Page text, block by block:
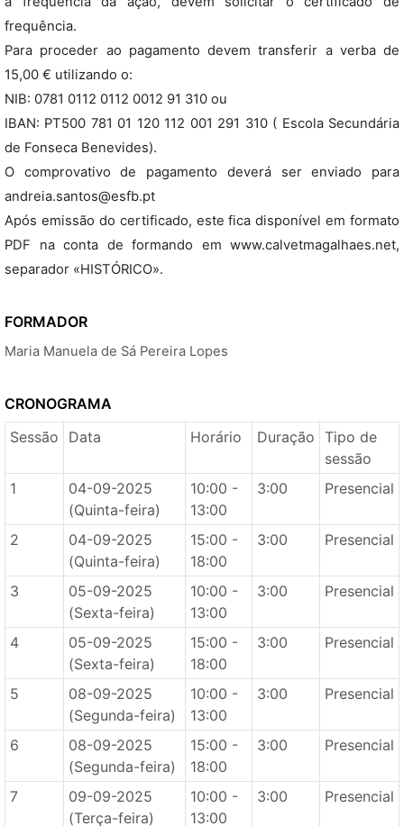
frequência.
Para proceder ao pagamento devem transferir a verba de
15,00 € utilizando o:
NIB: 0781 0112 0112 0012 91 310 ou
IBAN: PT500 781 01 120 112 001 291 310 ( Escola Secundária
de Fonseca Benevides).
O comprovativo de pagamento deverá ser enviado para
andreia.santos@esfb.pt
Após emissão do certificado, este fica disponível em formato
PDF na conta de formando em www.calvetmagalhaes.net,
separador «HISTÓRICO».
FORMADOR
Maria Manuela de Sá Pereira Lopes
CRONOGRAMA
Sessão
Data Horário Duração Tipo de
sessão
1
04-09-2025
(Quinta-feira)
10:00 -
13:00
3:00 Presencial
2
04-09-2025
(Quinta-feira)
15:00 -
18:00
3:00 Presencial
3
05-09-2025
(Sexta-feira)
10:00 -
13:00
3:00 Presencial
4
05-09-2025
(Sexta-feira)
15:00 -
18:00
3:00 Presencial
5
08-09-2025
(Segunda-feira)
10:00 -
13:00
3:00 Presencial
6
08-09-2025
(Segunda-feira)
15:00 -
18:00
3:00 Presencial
7
09-09-2025
(Terça-feira)
10:00 -
13:00
3:00 Presencial